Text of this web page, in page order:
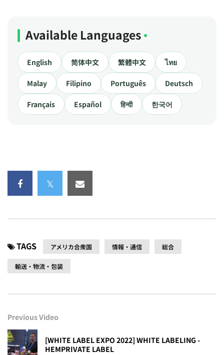
Available Languages
English 简体中文 繁體中文 ไทย
Malay Filipino Português Deutsch
Français Español हिन्दी 한국어
TAGS アメリカ合衆国 情報・通信 総合
輸送・物流・包装
Previous Video
[WHITE LABEL EXPO 2022] WHITE LABELING -
HEMPRIVATE LABEL